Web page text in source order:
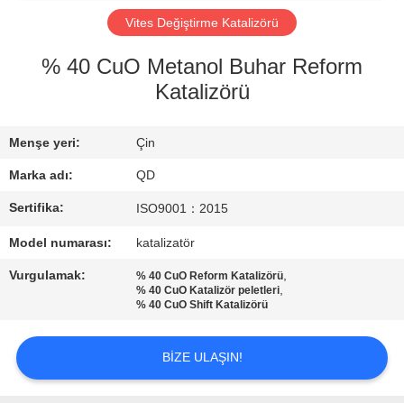
KALITE
BIZE
ULAŞIN
VAKALAR
SITE
HARITASI
Vites Değiştirme Katalizörü
% 40 CuO Metanol Buhar Reform
Katalizörü
Menşe yeri: Çin
Marka adı: QD
Sertifika: ISO9001：2015
Model numarası: katalizatör
Vurgulamak: % 40 CuO Reform Katalizörü,
% 40 CuO Katalizör peletleri,
% 40 CuO Shift Katalizörü
BIZE ULAŞIN!